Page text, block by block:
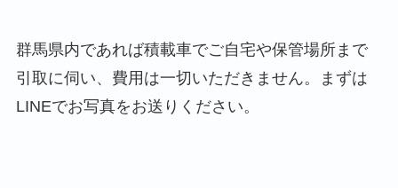
群馬県内であれば積載車でご自宅や保管場所まで
引取に伺い、費用は一切いただきません。まずは
LINEでお写真をお送りください。